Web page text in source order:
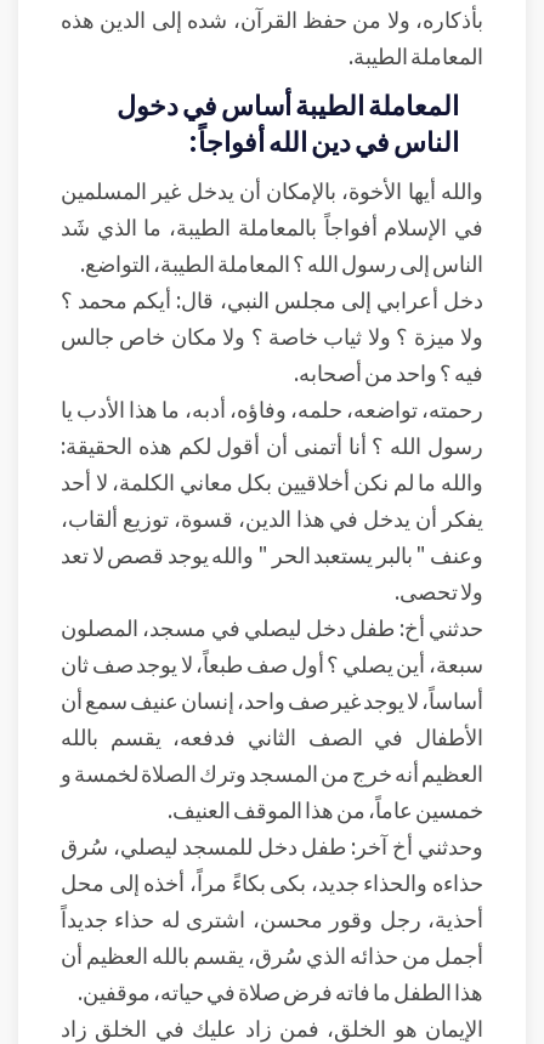
بأذكاره، ولا من حفظ القرآن، شده إلى الدين هذه
المعاملة الطيبة.
المعاملة الطيبة أساس في دخول
الناس في دين الله أفواجاً:
والله أيها الأخوة، بالإمكان أن يدخل غير المسلمين
في الإسلام أفواجاً بالمعاملة الطيبة، ما الذي شَد
الناس إلى رسول الله ؟ المعاملة الطيبة، التواضع.
دخل أعرابي إلى مجلس النبي، قال: أيكم محمد ؟
ولا ميزة ؟ ولا ثياب خاصة ؟ ولا مكان خاص جالس
فيه ؟ واحد من أصحابه.
رحمته، تواضعه، حلمه، وفاؤه، أدبه، ما هذا الأدب يا
رسول الله ؟ أنا أتمنى أن أقول لكم هذه الحقيقة:
والله ما لم نكن أخلاقيين بكل معاني الكلمة، لا أحد
يفكر أن يدخل في هذا الدين، قسوة، توزيع ألقاب،
وعنف " بالبر يستعبد الحر " والله يوجد قصص لا تعد
ولا تحصى.
حدثني أخ: طفل دخل ليصلي في مسجد، المصلون
سبعة، أين يصلي ؟ أول صف طبعاً، لا يوجد صف ثان
أساساً، لا يوجد غير صف واحد، إنسان عنيف سمع أن
الأطفال في الصف الثاني فدفعه، يقسم بالله
العظيم أنه خرج من المسجد وترك الصلاة لخمسة و
خمسين عاماً، من هذا الموقف العنيف.
وحدثني أخ آخر: طفل دخل للمسجد ليصلي، سُرق
حذاءه والحذاء جديد، بكى بكاءً مراً، أخذه إلى محل
أحذية، رجل وقور محسن، اشترى له حذاء جديداً
أجمل من حذائه الذي سُرق، يقسم بالله العظيم أن
هذا الطفل ما فاته فرض صلاة في حياته، موقفين.
الإيمان هو الخلق، فمن زاد عليك في الخلق زاد